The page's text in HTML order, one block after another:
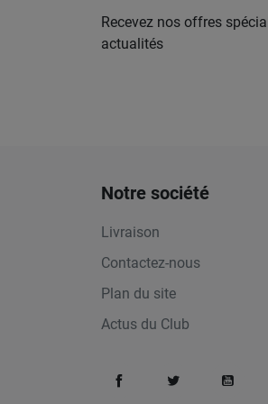
Recevez nos offres
actualités
Notre société
Livraison
Contactez-nous
Plan du site
Actus du Club